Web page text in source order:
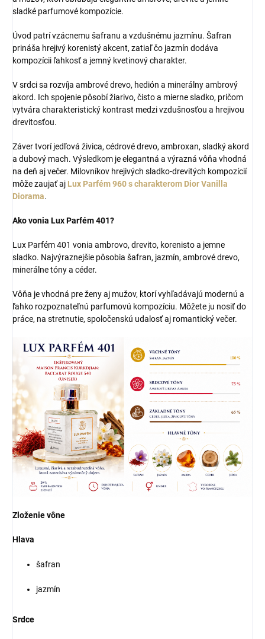
sladké parfumové kompozície.
Úvod patrí vzácnemu šafranu a vzdušnému jazmínu. Šafran
prináša hrejivý korenistý akcent, zatiaľ čo jazmín dodáva
kompozícii ľahkosť a jemný kvetinový charakter.
V srdci sa rozvíja ambrové drevo, hedión a minerálny ambrový
akord. Ich spojenie pôsobí žiarivo, čisto a mierne sladko, pričom
vytvára charakteristický kontrast medzi vzdušnosťou a hrejivou
drevitosťou.
Záver tvorí jedľová živica, cédrové drevo, ambroxan, sladký akord
a dubový mach. Výsledkom je elegantná a výrazná vôňa vhodná
na deň aj večer. Milovníkov hrejivých sladko-drevitých kompozícií
môže zaujať aj Lux Parfém 960 s charakterom Dior Vanilla
Diorama.
Ako vonia Lux Parfém 401?
Lux Parfém 401 vonia ambrovo, drevito, korenisto a jemne
sladko. Najvýraznejšie pôsobia šafran, jazmín, ambrové drevo,
minerálne tóny a céder.
Vôňa je vhodná pre ženy aj mužov, ktorí vyhľadávajú modernú a
ľahko rozpoznateľnú parfumovú kompozíciu. Môžete ju nosiť do
práce, na stretnutie, spoločenskú udalosť aj romantický večer.
Zloženie vône
Hlava
šafran
jazmín
Srdce